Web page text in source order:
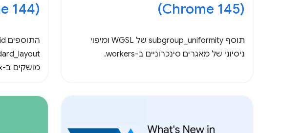
(Chrome 145)
תוסף subgroup_uniformity של WGSL ומיפוי
ניסיוני של מאגרים סינכרוניים ב-workers.
(Chrome 144)
מושקים ב-Linux.